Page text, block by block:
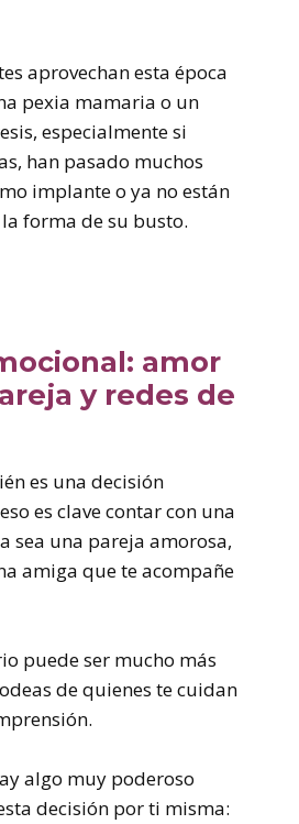
aprovechan esta época
pexia mamaria o un
especialmente si
han pasado muchos
implante o ya no están
forma de su busto.
amor
y redes de
es una decisión
es clave contar con una
sea una pareja amorosa,
amiga que te acompañe
puede ser mucho más
de quienes te cuidan
algo muy poderoso
decisión por ti misma: